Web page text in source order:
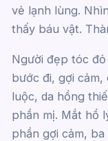
vẻ lạnh lùng.
thấy báu vật.
Người đẹp tóc
bước đi, gợi
luộc, da hồng
phần mị. Mắt hồ
phần gợi cảm,